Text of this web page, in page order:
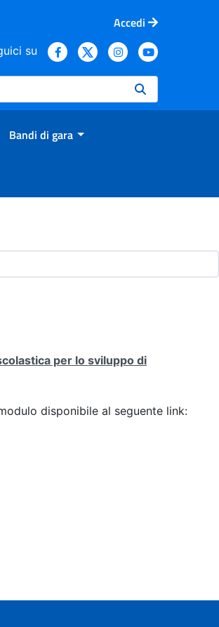
Accedi
su
Bandi di gara
per lo sviluppo di
disponibile al seguente link: